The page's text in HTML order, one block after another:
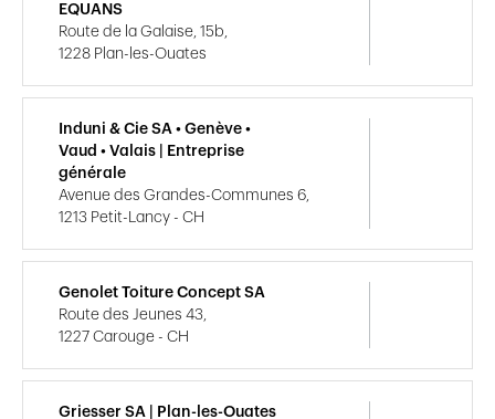
EQUANS
Route de la Galaise, 15b,
1228 Plan-les-Ouates
Induni & Cie SA • Genève •
Vaud • Valais | Entreprise
générale
Avenue des Grandes-Communes 6,
1213 Petit-Lancy - CH
Genolet Toiture Concept SA
Route des Jeunes 43,
1227 Carouge - CH
Griesser SA | Plan-les-Ouates